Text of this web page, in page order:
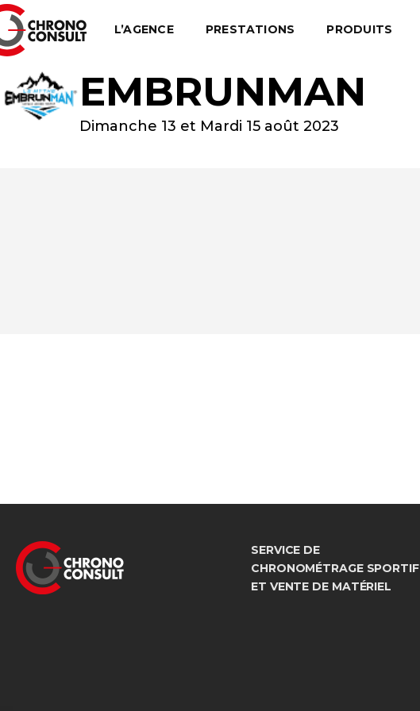
L’AGENCE PRESTATIONS PRODUITS
EMBRUNMAN
Dimanche 13 et Mardi 15 août 2023
SERVICE DE
CHRONOMÉTRAGE SPORTIF
ET VENTE DE MATÉRIEL